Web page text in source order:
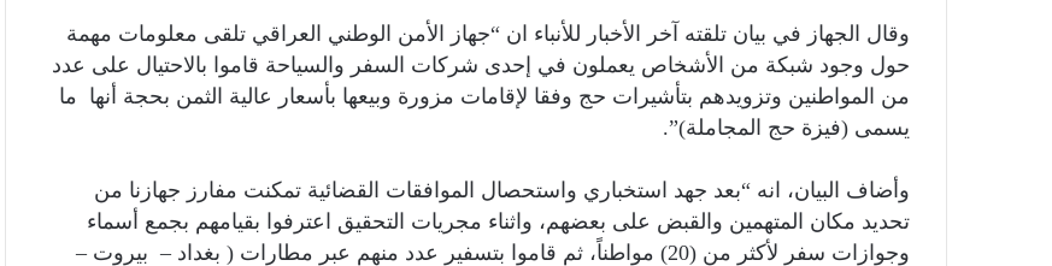
وقال الجهاز في بيان تلقته آخر الأخبار للأنباء ان “جهاز الأمن الوطني العراقي تلقى معلومات مهمة
حول وجود شبكة من الأشخاص يعملون في إحدى شركات السفر والسياحة قاموا بالاحتيال على عدد
من المواطنين وتزويدهم بتأشيرات حج وفقا لإقامات مزورة وبيعها بأسعار عالية الثمن بحجة أنها ما
يسمى (فيزة حج المجاملة)”.
وأضاف البيان، انه “بعد جهد استخباري واستحصال الموافقات القضائية تمكنت مفارز جهازنا من
تحديد مكان المتهمين والقبض على بعضهم، واثناء مجريات التحقيق اعترفوا بقيامهم بجمع أسماء
وجوازات سفر لأكثر من (20) مواطناً، ثم قاموا بتسفير عدد منهم عبر مطارات ( بغداد – بيروت –